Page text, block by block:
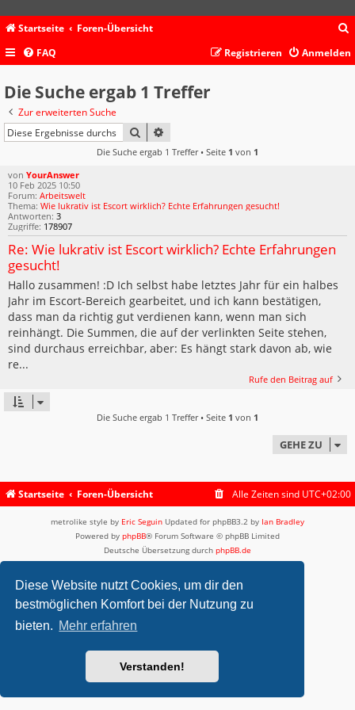
Diese Website nutzt Cookies, um dir den
bestmöglichen Komfort bei der Nutzung zu
bieten. Mehr erfahren
Verstanden!
Startseite Foren-Übersicht
c
FAQ Anmelden
Registrieren
Die Suche ergab 1 Treffer
Zur erweiterten Suche
SUCHE
Die Suche ergab 1 Treffer • Seite 1 von 1
von YourAnswer
10 Feb 2025 10:50
Forum: Arbeitswelt
Thema: Wie lukrativ ist Escort wirklich? Echte Erfahrungen gesucht!
Antworten: 3
Zugriffe: 178907
Re: Wie lukrativ ist Escort wirklich? Echte Erfahrungen
gesucht!
Hallo zusammen! :D Ich selbst habe letztes Jahr für ein halbes
Jahr im Escort-Bereich gearbeitet, und ich kann bestätigen,
dass man da richtig gut verdienen kann, wenn man sich
reinhängt. Die Summen, die auf der verlinkten Seite stehen,
sind durchaus erreichbar, aber: Es hängt stark davon ab, wie
re...
Rufe den Beitrag auf
Die Suche ergab 1 Treffer • Seite 1 von 1
GEHE ZU
Startseite Foren-Übersicht Alle Zeiten sind UTC+02:00
metrolike style by Eric Seguin Updated for phpBB3.2 by Ian Bradley
Powered by phpBB® Forum Software © phpBB Limited
Deutsche Übersetzung durch phpBB.de
Datenschutz|Nutzungsbedingungen